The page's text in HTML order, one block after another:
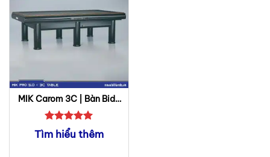
MIK Carom 3C | Bàn Bida
3C
Được xếp
hạng55
Tìm hiểu thêm